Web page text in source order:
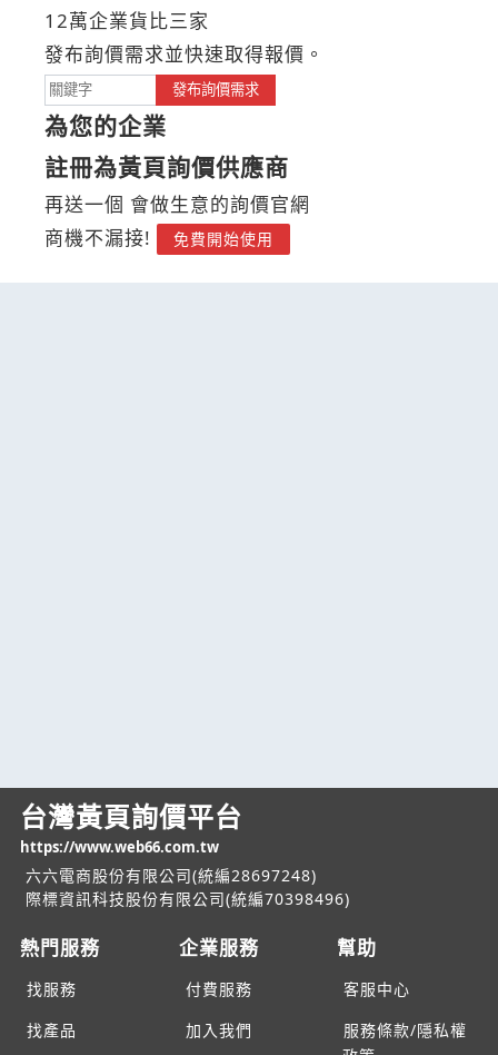
12萬企業貨比三家
發布詢價需求並快速取得報價。
發布詢價需求
為您的企業
註冊為黃頁詢價供應商
再送一個 會做生意的詢價官網
商機不漏接!
免費開始使用
台灣黃頁詢價平台
https://www.web66.com.tw
六六電商股份有限公司(統編28697248)
際標資訊科技股份有限公司(統編70398496)
熱門服務
找服務
找產品
企業服務
付費服務
加入我們
幫助
客服中心
服務條款/隱私權